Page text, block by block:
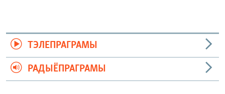
ТЭЛЕПРАГРАМЫ
РАДЫЁПРАГРАМЫ